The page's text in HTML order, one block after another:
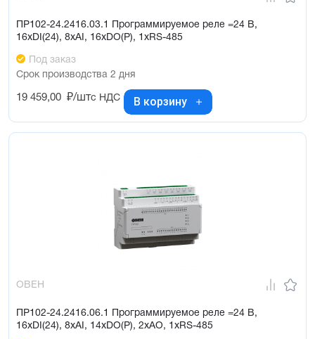
ПР102-24.2416.03.1 Программируемое реле =24 В,
16хDI(24), 8хAI, 16хDO(Р), 1хRS-485
Под заказ
Срок производства 2 дня
19 459,00 ₽/штс НДС В корзину
ОВЕН
ПР102-24.2416.06.1 Программируемое реле =24 В,
16хDI(24), 8хAI, 14хDO(Р), 2хAO, 1хRS-485